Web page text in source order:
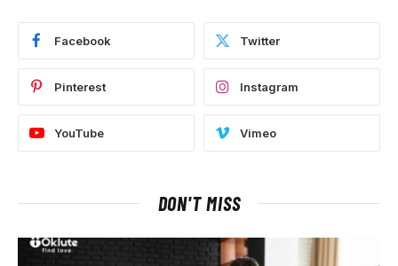
Facebook Twitter
Pinterest Instagram
YouTube Vimeo
DON'T MISS